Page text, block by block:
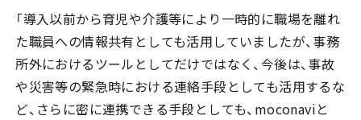
「導入以前から育児や介護等により一時的に職場を離れ
た職員への情報共有としても活用していましたが、事務
所外におけるツールとしてだけではなく、今後は、事故
や災害等の緊急時における連絡手段としても活用するな
ど、さらに密に連携できる手段としても、moconaviと